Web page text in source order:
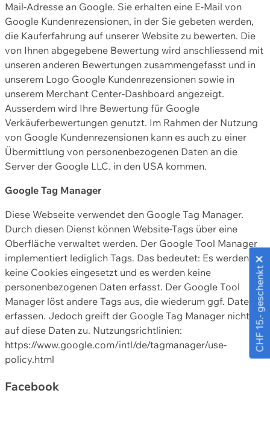
Mail-Adresse an Google. Sie erhalten eine E-Mail von
Google Kundenrezensionen, in der Sie gebeten werden,
die Kauferfahrung auf unserer Website zu bewerten. Die
von Ihnen abgegebene Bewertung wird anschliessend mit
unseren anderen Bewertungen zusammengefasst und in
unserem Logo Google Kundenrezensionen sowie in
unserem Merchant Center-Dashboard angezeigt.
Ausserdem wird Ihre Bewertung für Google
Verkäuferbewertungen genutzt. Im Rahmen der Nutzung
von Google Kundenrezensionen kann es auch zu einer
Übermittlung von personenbezogenen Daten an die
Server der Google LLC. in den USA kommen.
Google Tag Manager
Diese Webseite verwendet den Google Tag Manager.
Durch diesen Dienst können Website-Tags über eine
Oberfläche verwaltet werden. Der Google Tool Manager
implementiert lediglich Tags. Das bedeutet: Es werden
keine Cookies eingesetzt und es werden keine
personenbezogenen Daten erfasst. Der Google Tool
Manager löst andere Tags aus, die wiederum ggf. Daten
erfassen. Jedoch greift der Google Tag Manager nicht
auf diese Daten zu. Nutzungsrichtlinien:
https://www.google.com/intl/de/tagmanager/use-
policy.html
Facebook
CHF 15.- geschenkt